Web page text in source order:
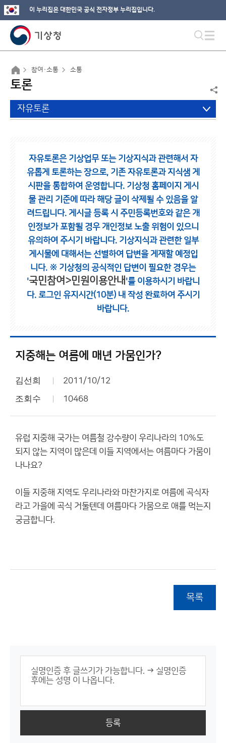
이 누리집은 대한민국 공식 전자정부 누리집입니다.
참여·소통 소통
토론
자유토론
자유토론은 기상업무 또는 기상지식과 관련해서 자
유롭게 토론하는 장으로, 기존 자유토론과 지식샘 게
시판을 통합하여 운영합니다. 기상청 홈페이지 게시
물 관리 기준에 따라 해당 글이 삭제될 수 있음을 알
려드립니다. 게시글 등록 시 주민등록번호와 같은 개
인정보가 포함될 경우 개인정보 노출 위험이 있으니
유의하여 주시기 바랍니다. 기상지식과 관련한 일부
게시물에 대해서는 선별하여 답변을 게재할 예정입
니다. ※ 기상청의 공식적인 답변이 필요한 경우는
'국민참여>민원이용안내 '를 이용하시기 바랍니
다. 로그인 유지시간(10분) 내 작성 완료하여 주시기
바랍니다.
지중해는 여름에 매년 가뭄인가?
김선희 2011/10/12
조회수 10468
유럽 지중해 국가는 여름철 강수량이 우리나라의 10%도
되지 않는 지역이 많은데 이들 지역에서는 여름마다 가뭄이
나나요?
이들 지중해 지역도 우리나라와 마찬가지로 여름에 곡식자
라고 가을에 곡식 거둘텐데 여름마다 가뭄으로 애를 먹는지
궁금합니다.
목록
등록